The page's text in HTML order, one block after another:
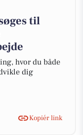
til
hvor du både
dig
Kopiér link